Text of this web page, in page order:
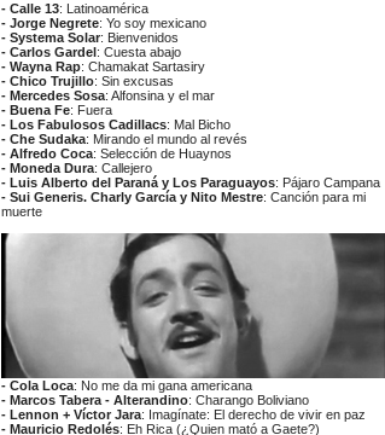
- Calle 13: Latinoamérica
- Jorge Negrete: Yo soy mexicano
- Systema Solar: Bienvenidos
- Carlos Gardel: Cuesta abajo
- Wayna Rap: Chamakat Sartasiry
- Chico Trujillo: Sin excusas
- Mercedes Sosa: Alfonsina y el mar
- Buena Fe: Fuera
- Los Fabulosos Cadillacs: Mal Bicho
- Che Sudaka: Mirando el mundo al revés
- Alfredo Coca: Selección de Huaynos
- Moneda Dura: Callejero
- Luis Alberto del Paraná y Los Paraguayos: Pájaro Campana
- Sui Generis. Charly García y Nito Mestre: Canción para mi
muerte
- Cola Loca: No me da mi gana americana
- Marcos Tabera - Alterandino: Charango Boliviano
- Lennon + Víctor Jara: Imagínate: El derecho de vivir en paz
- Mauricio Redolés: Eh Rica (¿Quien mató a Gaete?)